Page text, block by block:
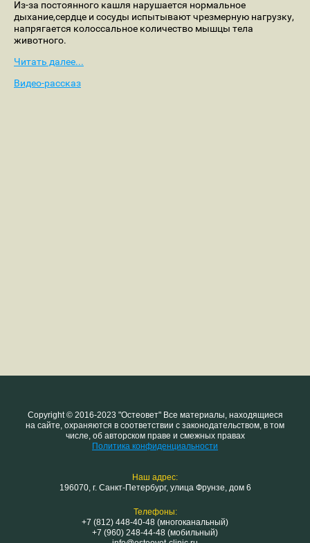
Из-за постоянного кашля нарушается нормальное
дыхание,сердце и сосуды испытывают чрезмерную нагрузку,
напрягается колоссальное количество мышцы тела
животного.
Читать далее...
Видео-рассказ
Copyright © 2016-2023 "Остеовет" Все материалы, находящиеся
на сайте, охраняются в соответствии с законодательством, в том
числе, об авторском праве и смежных правах
Политика конфиденциальности
Наш адрес:
196070, г. Санкт-Петербург, улица Фрунзе, дом 6
Телефоны:
+7 (812) 448-40-48 (многоканальный)
+7 (960) 248-44-48 (мобильный)